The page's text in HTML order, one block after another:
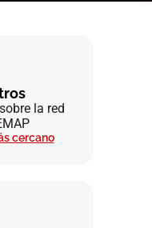
la red
cercano